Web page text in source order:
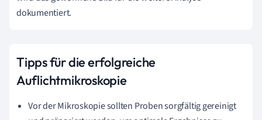
dokumentiert.
Tipps für die erfolgreiche
Auflichtmikroskopie
Vor der Mikroskopie sollten Proben sorgfältig gereinigt